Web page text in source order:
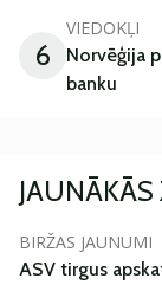
6
VIEDOKĻI
Norvēģija
banku
JAUNĀKĀS
BIRŽAS JAUNUMI
ASV tirgus